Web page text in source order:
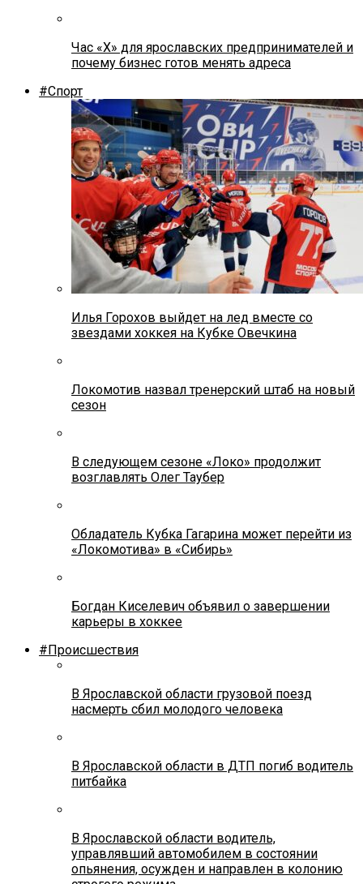
Час «Х» для ярославских предпринимателей и
почему бизнес готов менять адреса
#Спорт
Илья Горохов выйдет на лед вместе со
звездами хоккея на Кубке Овечкина
Локомотив назвал тренерский штаб на новый
сезон
В следующем сезоне «Локо» продолжит
возглавлять Олег Таубер
Обладатель Кубка Гагарина может перейти из
«Локомотива» в «Сибирь»
Богдан Киселевич объявил о завершении
карьеры в хоккее
#Происшествия
В Ярославской области грузовой поезд
насмерть сбил молодого человека
В Ярославской области в ДТП погиб водитель
питбайка
В Ярославской области водитель,
управлявший автомобилем в состоянии
опьянения, осужден и направлен в колонию